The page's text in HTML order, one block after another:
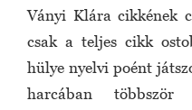
Ványi Klára cikkének
csak a teljes cikk
hülye nyelvi poént
harcában többször